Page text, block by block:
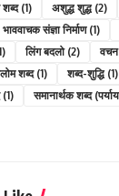
(1) अशुद्ध शुद्ध(2)
भाववाचक संज्ञा निर्माण(1)
लिंग बदलो(2) वचन
शब्द(1) शब्द-शुद्धि(1)
(1) समानार्थक शब्द